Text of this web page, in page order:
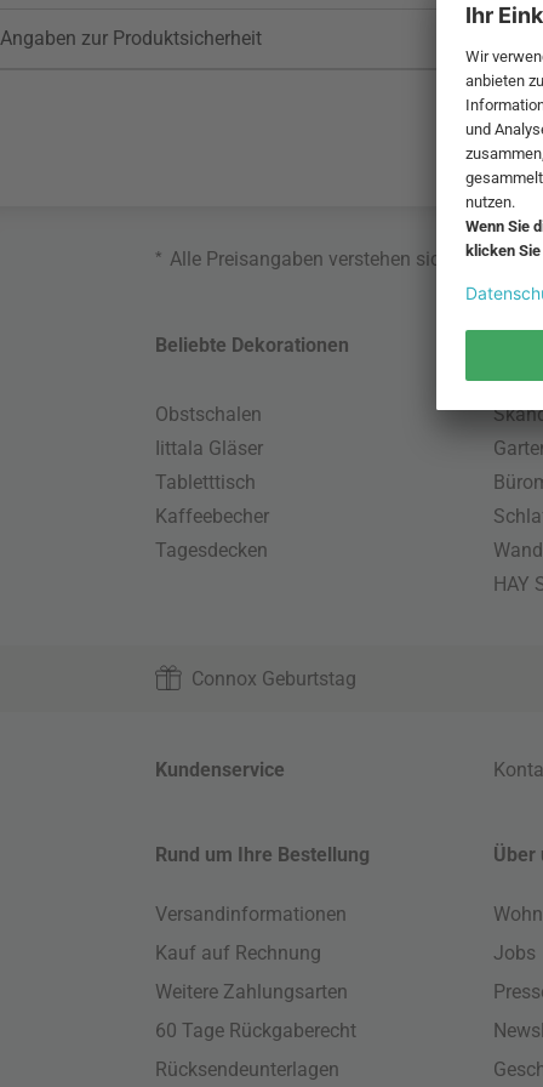
Angaben zur Produktsicherheit
* Alle Preisangaben verstehen sich inklusive
Beliebte Dekorationen
Obstschalen
Iittala Gläser
Tabletttisch
Kaffeebecher
Tagesdecken
HAY
Connox Geburtstag
Kundenservice
Rund um Ihre Bestellung
Versandinformationen
Kauf auf Rechnung
Weitere Zahlungsarten
60 Tage Rückgaberecht
Rücksendeunterlagen
Über
Jobs